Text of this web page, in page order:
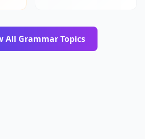
All Grammar Topics